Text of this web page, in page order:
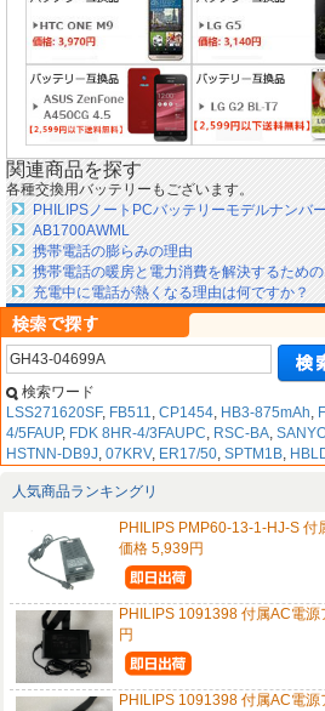
関連商品を探す
各種交換用バッテリーもございます。
PHILIPSノートPCバッテリーモデルナンバー
AB1700AWML
携帯電話の膨らみの理由
携帯電話の暖房と電力消費を解決するため
充電中に電話が熱くなる理由は何ですか？
検索ワード
LSS271620SF, FB511, CP1454, HB3-875mAh,
4/5FAUP, FDK 8HR-4/3FAUPC, RSC-BA,
HSTNN-DB9J, 07KRV, ER17/50, SPTM1B,
人気商品ランキングリ
PHILIPS PMP60-13-1-HJ-S
価格 5,939円
PHILIPS 1091398 付属AC電
円
PHILIPS 1091398 付属AC電